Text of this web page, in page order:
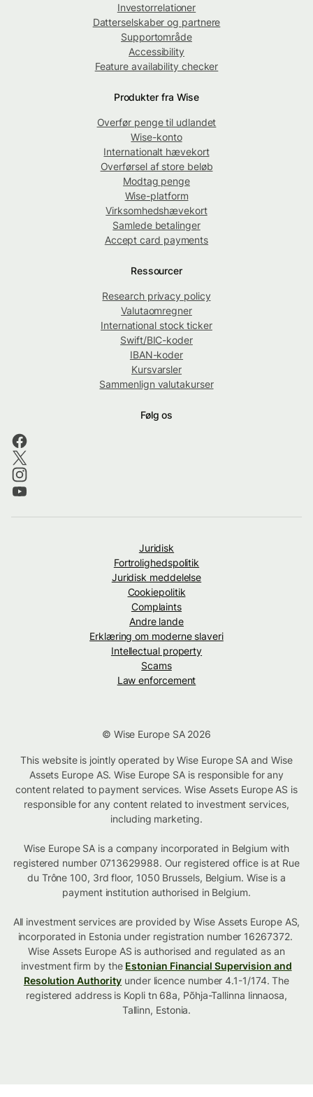
Investorrelationer
Datterselskaber og partnere
Supportområde
Accessibility
Feature availability checker
Produkter fra Wise
Overfør penge til udlandet
Wise-konto
Internationalt hævekort
Overførsel af store beløb
Modtag penge
Wise-platform
Virksomhedshævekort
Samlede betalinger
Accept card payments
Ressourcer
Research privacy policy
Valutaomregner
International stock ticker
Swift/BIC-koder
IBAN-koder
Kursvarsler
Sammenlign valutakurser
Følg os
Juridisk
Fortrolighedspolitik
Juridisk meddelelse
Cookiepolitik
Complaints
Andre lande
Erklæring om moderne slaveri
Intellectual property
Scams
Law enforcement
© Wise Europe SA 2026
This website is jointly operated by Wise Europe SA and Wise
Assets Europe AS. Wise Europe SA is responsible for any
content related to payment services. Wise Assets Europe AS is
responsible for any content related to investment services,
including marketing.
Wise Europe SA is a company incorporated in Belgium with
registered number 0713629988. Our registered office is at Rue
du Trône 100, 3rd floor, 1050 Brussels, Belgium. Wise is a
payment institution authorised in Belgium.
All investment services are provided by Wise Assets Europe AS,
incorporated in Estonia under registration number 16267372.
Wise Assets Europe AS is authorised and regulated as an
investment firm by the Estonian Financial Supervision and
Resolution Authority under licence number 4.1-1/174. The
registered address is Kopli tn 68a, Põhja-Tallinna linnaosa,
Tallinn, Estonia.